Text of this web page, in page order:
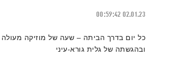
02.01.23
00:59:42
כל יום בדרך הביתה – שעה של מוזיקה
ובהגשתה של גלית גורא-עיני